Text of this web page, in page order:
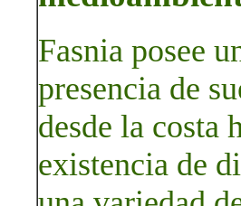
Fasnia posee
presencia de
desde la costa
existencia de